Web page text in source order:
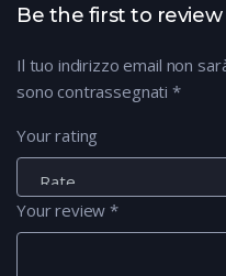
Be the first to review
Il tuo indirizzo email non
sono contrassegnati *
Your rating
Your review*